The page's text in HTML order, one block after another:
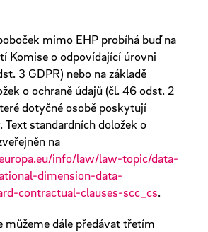
mimo EHP probíhá buď na
Komise o odpovídající úrovni
3 GDPR) nebo na základě
o ochraně údajů (čl. 46 odst. 2
dotyčné osobě poskytují
Text standardních doložek o
na
info/law/law-topic/data-
dimension-data-
contractual-clauses-scc_cs.
můžeme dále předávat třetím